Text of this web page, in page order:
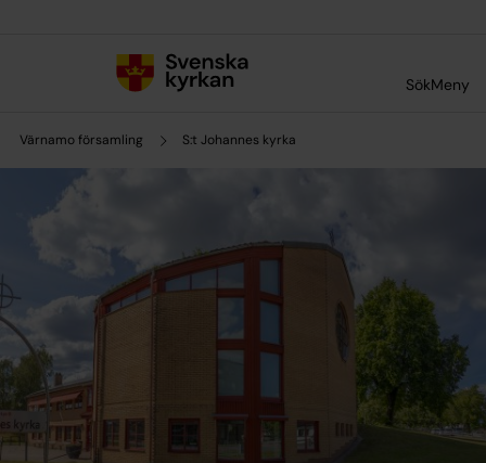
SökMeny
Värnamo församling S:t Johannes kyrka